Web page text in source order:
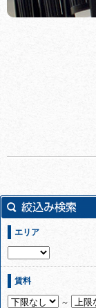
エリア
賃料
～